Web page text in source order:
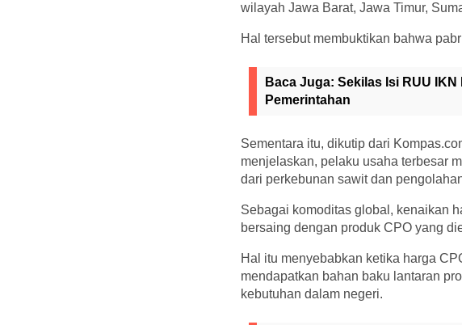
wilayah Jawa Barat, Jawa Timur,
Hal tersebut membuktikan bahwa
Baca Juga: Sekilas Isi RUU
Pemerintahan
Sementara itu, dikutip dari
menjelaskan, pelaku usaha terbesar
dari perkebunan sawit dan
Sebagai komoditas global, kenaikan
bersaing dengan produk CPO yang
Hal itu menyebabkan ketika harga
mendapatkan bahan baku lantaran
kebutuhan dalam negeri.